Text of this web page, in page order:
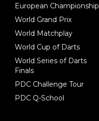
European Championship
World Grand Prix
World Matchplay
World Cup of Darts
World Series of Darts
Finals
PDC Challenge Tour
PDC Q-School